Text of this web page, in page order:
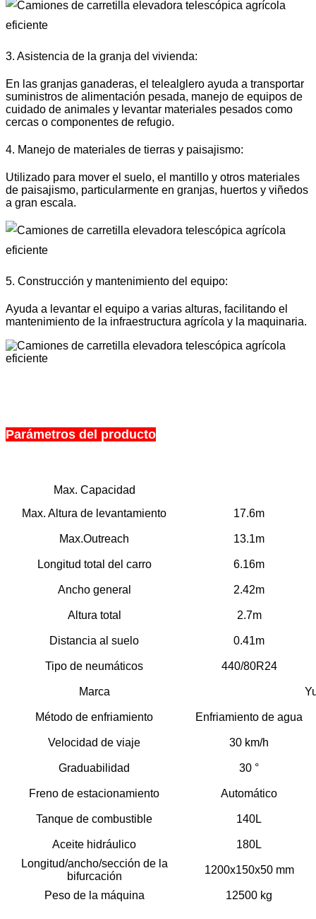
3. Asistencia de la granja del vivienda:
En las granjas ganaderas, el telealglero ayuda a transportar
suministros de alimentación pesada, manejo de equipos de
cuidado de animales y levantar materiales pesados ​​como
cercas o componentes de refugio.
4. Manejo de materiales de tierras y paisajismo:
Utilizado para mover el suelo, el mantillo y otros materiales
de paisajismo, particularmente en granjas, huertos y viñedos
a gran escala.
5. Construcción y mantenimiento del equipo:
Ayuda a levantar el equipo a varias alturas, facilitando el
mantenimiento de la infraestructura agrícola y la maquinaria.
Parámetros del producto
Max. Capacidad
Max. Altura de levantamiento
17.6m
Max.Outreach 13.1m
Longitud total del carro 6.16m
Ancho general 2.42m
Altura total 2.7m
Distancia al suelo 0.41m
Tipo de neumáticos 440/80R24
Marca
Método de enfriamiento Enfriamiento de agua
Velocidad de viaje 30 km/h
Graduabilidad 30 °
Freno de estacionamiento Automático
Tanque de combustible 140L
Aceite hidráulico
180L
Longitud/ancho/sección de la
bifurcación
1200x150x50 mm
Peso de la máquina 12500 kg